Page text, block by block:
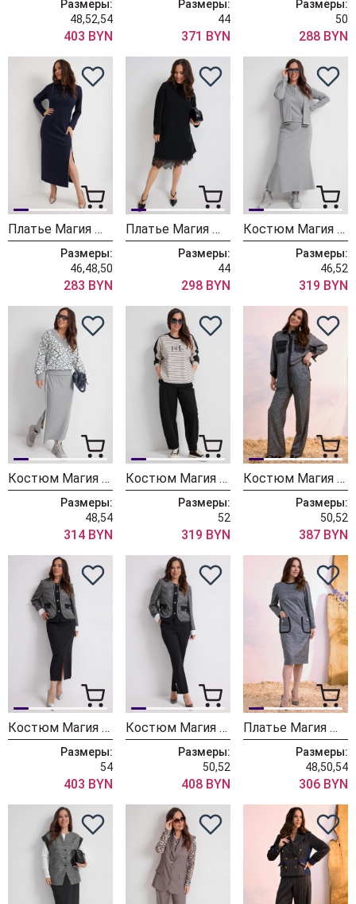
Размеры:
48,52,54
403 BYN
Размеры:
44
371 BYN
Размеры:
50
288 BYN
Платье Магия Моды 2651 синий
Размеры:
46,48,50
283 BYN
Платье Магия Моды 2652
Размеры:
44
298 BYN
Костюм Магия Моды 2636 серый
Размеры:
46,52
319 BYN
Костюм Магия Моды 2634
Размеры:
48,54
314 BYN
Костюм Магия Моды 2640
Размеры:
52
319 BYN
Костюм Магия Моды 2632
Размеры:
50,52
387 BYN
Костюм Магия Моды 2637
Размеры:
54
403 BYN
Костюм Магия Моды 2629
Размеры:
50,52
408 BYN
Платье Магия Моды 2616
Размеры:
48,50,54
306 BYN